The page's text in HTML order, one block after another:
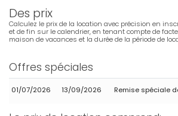
Merci de nous avoir laissé séjourner dans
nous avons passé un très bon moment.
fabuleux; les vues panoramiques étaient
magnifiques. Nous avons vraiment aimé le
nous nous sentions plus en sécurité et nous
Nous réserverons certainement à nouveau la
Des prix
Calculez le prix de la location avec précision en
et de fin sur le calendrier, en tenant compte de
maison de vacances et la durée de la période de
Offres spéciales
01/07/2026 13/09/2026 Remise spéciale